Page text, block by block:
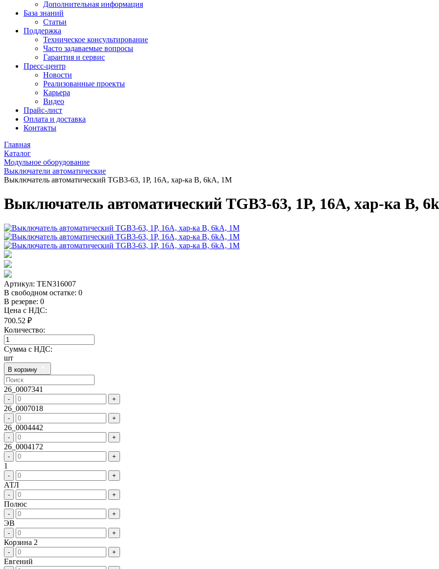
Дополнительная информация
База знаний
Статьи
Поддержка
Техническое консультирование
Часто задаваемые вопросы
Гарантия и сервис
Пресс-центр
Новости
Реализованные проекты
Карьера
Видео
Прайс-лист
Оплата и доставка
Контакты
Главная
Каталог
Модульное оборудование
Выключатели автоматические
Выключатель автоматический TGB3-63, 1P, 16A, хар-ка B, 6kA, 1M
Выключатель автоматический TGB3-63, 1P, 16A, хар-ка B,
Артикул: TEN316007
В свободном остатке: 0
В резерве: 0
Цена с НДС:
700.52 ₽
Количество:
Сумма с НДС:
шт
В корзину
26_0007341
- +
26_0007018
- +
26_0004442
- +
26_0004172
- +
1
- +
АТЛ
- +
Полюс
- +
ЭВ
- +
Корзина 2
- +
Евгений